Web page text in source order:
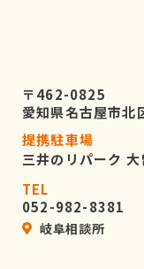
〒462-0825
愛知県名古屋市
提携駐車場
三井のリパーク
TEL
052-982-8381
岐阜相談所